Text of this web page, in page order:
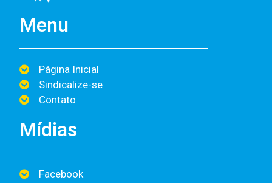
Menu
Página Inicial
Sindicalize-se
Contato
Mídias
Facebook